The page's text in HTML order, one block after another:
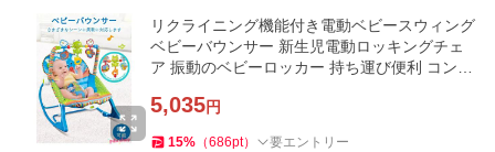
リクライニング機能付き電動ベビースウィング
ベビーバウンサー 新生児電動ロッキングチェ
ア 振動のベビーロッカー 持ち運び便利 コンパ
5,035円
15% （686pt） 要エントリー